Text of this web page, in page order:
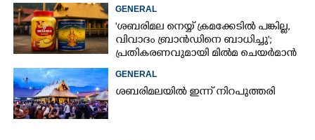
GENERAL
'ശബരിമല നെയ്യ് ക്രമക്കേടിൽ പങ്കില്ല,
വിവാദം ബ്രാൻഡിനെ ബാധിച്ചു';
പ്രതികരണവുമായി മിൽമ ചെയർമാൻ
GENERAL
ശബരിമലയിൽ ഇന്ന് നിറപുത്തരി